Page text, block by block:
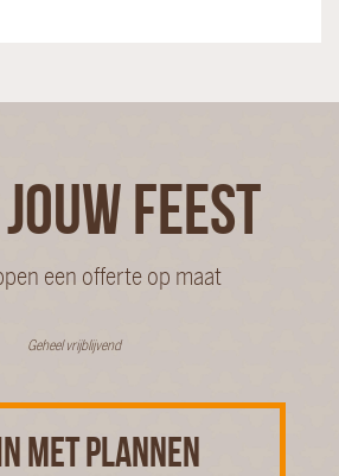
FEEST
een offerte op maat
Geheel vrijblijvend
MET PLANNEN